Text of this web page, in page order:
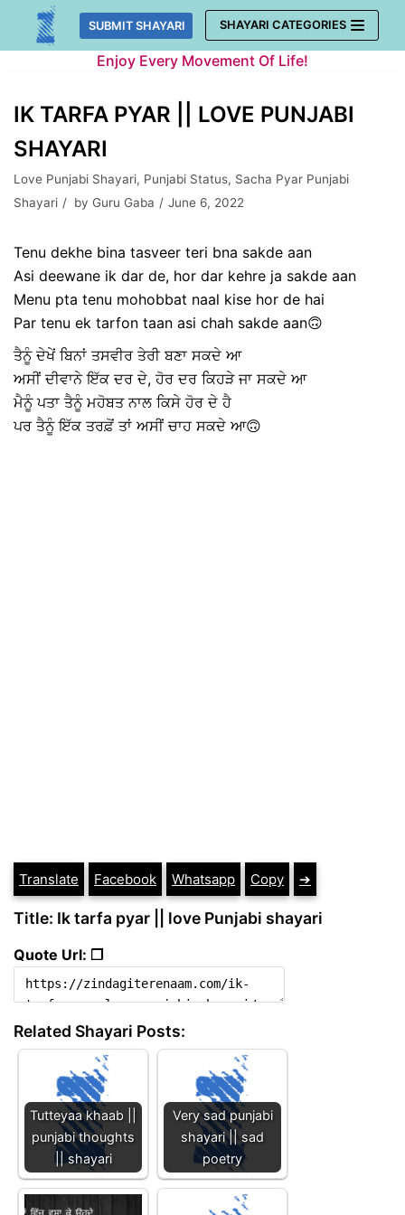
Skip
SUBMIT SHAYARI SHAYARI CATEGORIES
Enjoy Every Movement Of Life!
IK TARFA PYAR || LOVE PUNJABI
SHAYARI
Love Punjabi Shayari, Punjabi Status, Sacha Pyar Punjabi
Shayari
by Guru Gaba June 6, 2022
Tenu dekhe bina tasveer teri bna sakde aan
Asi deewane ik dar de, hor dar kehre ja sakde aan
Menu pta tenu mohobbat naal kise hor de hai
Par tenu ek tarfon taan asi chah sakde aan🙃
ਤੈਨੂੰ ਦੇਖੇਂ ਬਿਨਾਂ ਤਸਵੀਰ ਤੇਰੀ ਬਣਾ ਸਕਦੇ ਆ
ਅਸੀਂ ਦੀਵਾਨੇ ਇੱਕ ਦਰ ਦੇ, ਹੋਰ ਦਰ ਕਿਹੜੇ ਜਾ ਸਕਦੇ ਆ
ਮੈਨੂੰ ਪਤਾ ਤੈਨੂੰ ਮਹੋਬਤ ਨਾਲ ਕਿਸੇ ਹੋਰ ਦੇ ਹੈ
ਪਰ ਤੈਨੂੰ ਇੱਕ ਤਰਫ਼ੋਂ ਤਾਂ ਅਸੀਂ ਚਾਹ ਸਕਦੇ ਆ🙃
Translate Facebook Whatsapp Copy ➔
Title: Ik tarfa pyar || love Punjabi shayari
Quote Url: ❐
Related Shayari Posts:
Tutteyaa khaab ||
punjabi thoughts
|| shayari
Very sad punjabi
shayari || sad
poetry